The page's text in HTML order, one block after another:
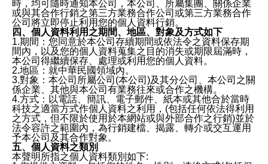
時，均可隨時通知本公司，本公司、所屬集團、關係企業
或與其合作行銷之第三方業務合作公司或第三方業務合作
公司將立即停止利用您的個人資料行銷。
四、個人資料利用之期間、地區、對象及方式如下
1.期間：您同意於本公司存續期間或依法令之資料保存期
間內，以及您的個人資料蒐集之目的消失或期限屆滿時，
本公司得繼續保存、處理或利用您的個人資料。
2.地區：就中華民國領域內。
3.對象：本公司所屬公司(本公司)及其分公司、本公司之關
係企業、其他與本公司有業務往來或合作之機構。
4.方式：以電話、簡訊、電子郵件、紙本或其他合於當時
科技之適當方式作個人資料之利用，(包括任何依法得利用
之方式，但不限於使用於本網站或與外部合作之行銷)並於
法令容許之範圍內，為行銷建檔、揭露、轉介或交互運用
予本公司及其合作對象。
五、個人資料之類別
本聲明所指之個人資料類別如下: